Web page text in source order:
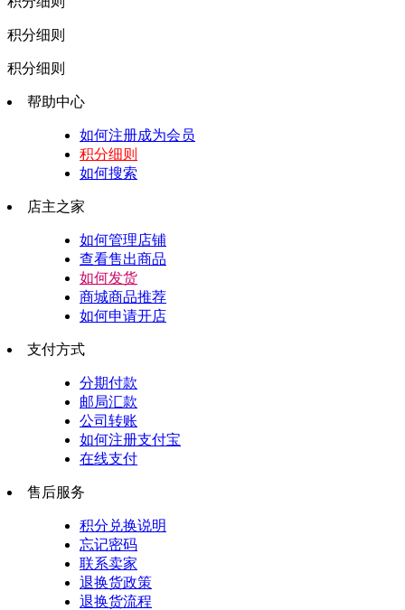
积分细则
积分细则
帮助中心
如何注册成为会员
积分细则
如何搜索
店主之家
如何管理店铺
查看售出商品
如何发货
商城商品推荐
如何申请开店
支付方式
分期付款
邮局汇款
公司转账
如何注册支付宝
在线支付
售后服务
积分兑换说明
忘记密码
联系卖家
退换货政策
退换货流程